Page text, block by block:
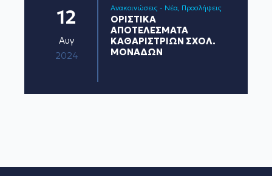
12
Αυγ
2024
Ανακοινώσεις - Νέα Προσλήψεις
ΟΡΙΣΤΙΚΑ
ΑΠΟΤΕΛΕΣΜΑΤΑ
ΚΑΘΑΡΙΣΤΡΙΩΝ ΣΧΟΛ.
ΜΟΝΑΔΩΝ